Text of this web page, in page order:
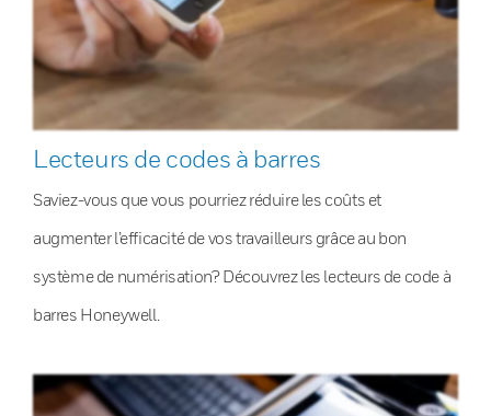
Lecteurs de codes à barres
Saviez-vous que vous pourriez réduire les coûts et
augmenter l’efficacité de vos travailleurs grâce au bon
système de numérisation? Découvrez les lecteurs de code à
barres Honeywell.